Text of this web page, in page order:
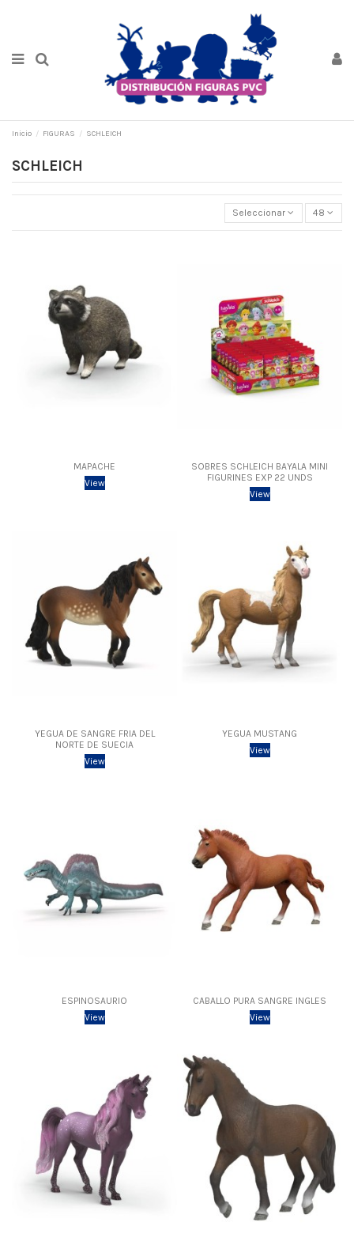
Inicio FIGURAS SCHLEICH
SCHLEICH
Seleccionar 48
MAPACHE
View
SOBRES SCHLEICH BAYALA MINI
FIGURINES EXP 22 UNDS
View
YEGUA DE SANGRE FRIA DEL
NORTE DE SUECIA
View
YEGUA MUSTANG
View
ESPINOSAURIO
View
CABALLO PURA SANGRE INGLES
View